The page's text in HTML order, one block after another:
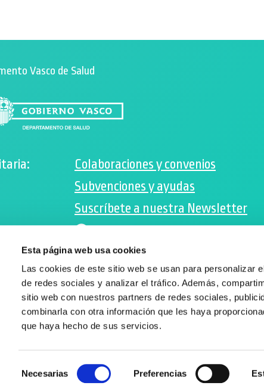
Esta página web usa cookies
Las cookies de este sitio web se usan para personalizar
de redes sociales y analizar el tráfico. Además,
sitio web con nuestros partners de redes sociales,
combinarla con otra información que les haya
que haya hecho de sus servicios.
de
Necesarias Preferencias
Vasco de Salud
Colaboraciones y convenios
Subvenciones y ayudas
Suscríbete a nuestra Newsletter
Instagram